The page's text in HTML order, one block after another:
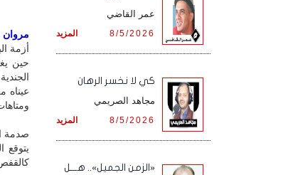
مروان
أزمة
حين
عيناه
صدمة
يتوقع
عمر القاضي
المزيد 8/5/2026
كي لا نخسر الرهان
مجاهد الصريمي
المزيد 8/5/2026
«الزمن الجميل».. هـــل